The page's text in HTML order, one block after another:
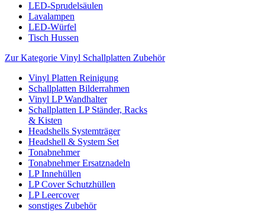
LED-Sprudelsäulen
Lavalampen
LED-Würfel
Tisch Hussen
Zur Kategorie Vinyl Schallplatten Zubehör
Vinyl Platten Reinigung
Schallplatten Bilderrahmen
Vinyl LP Wandhalter
Schallplatten LP Ständer, Racks
& Kisten
Headshells Systemträger
Headshell & System Set
Tonabnehmer
Tonabnehmer Ersatznadeln
LP Innehüllen
LP Cover Schutzhüllen
LP Leercover
sonstiges Zubehör